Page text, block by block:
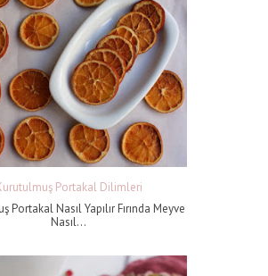
Portakal Dilimleri
Portakal Nasıl Yapılır Fırında Meyve
Nasıl...